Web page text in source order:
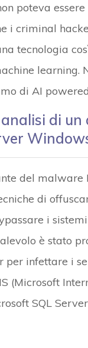
poteva essere
i criminal
tecnologia
learning.
di AI
di
del malware
di
i
è stato
per infettare i
(Microsoft
SQL